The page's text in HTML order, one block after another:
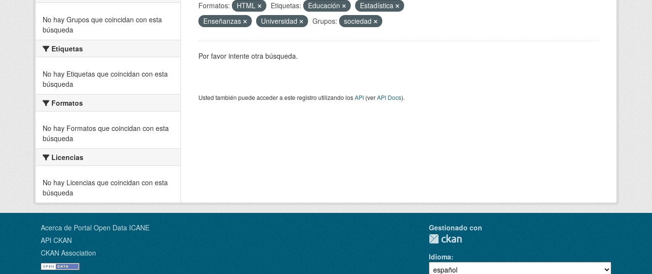
No hay Grupos que coincidan con esta
búsqueda
Etiquetas
No hay Etiquetas que coincidan con esta
búsqueda
Formatos
No hay Formatos que coincidan con esta
búsqueda
Licencias
No hay Licencias que coincidan con esta
búsqueda
Formatos: HTML Etiquetas: Educación
Estadística
Enseñanzas
Universidad Grupos: sociedad
Por favor intente otra búsqueda.
Usted también puede acceder a este registro utilizando losAPI(verAPI Docs).
Acerca de Portal Open Data ICANE
API CKAN
CKAN Association
Gestionado con
Idioma